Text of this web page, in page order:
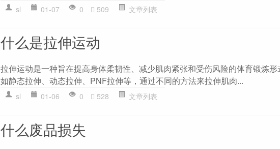
sl 01-07 0 509 文章列表
什么是拉伸运动
拉伸运动是一种旨在提高身体柔韧性、减少肌肉紧张和受伤风险的体育锻炼形
如静态拉伸、动态拉伸、PNF拉伸等，通过不同的方法来拉伸肌肉...
sl 01-06 0 528 文章列表
什么废品损失